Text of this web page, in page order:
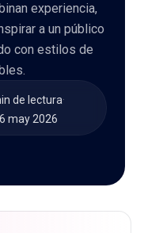
experiencia,
a un público
con estilos de
de lectura·
may 2026